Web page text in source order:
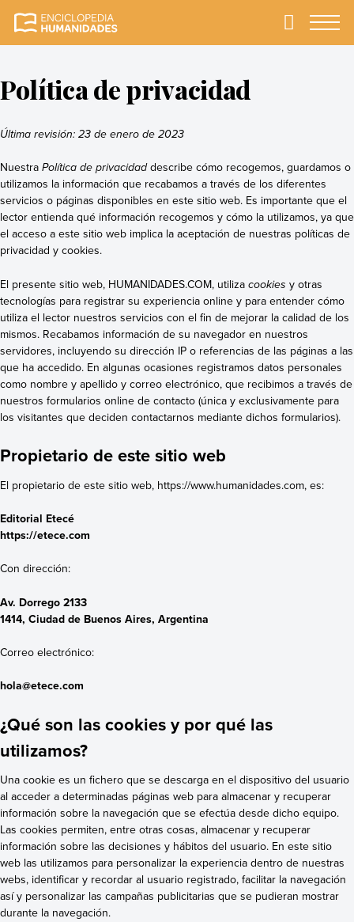
confiable
Primary
Política de privacidad
Última revisión: 23 de enero de 2023
Nuestra Política de privacidaddescribe cómo recogemos, guardamos o
utilizamos la información que recabamos a través de los diferentes
servicios o páginas disponibles en este sitio web. Es importante que el
lector entienda qué información recogemos y cómo la utilizamos, ya que
el acceso a este sitio web implica la aceptación de nuestras políticas de
privacidad y cookies.
El presente sitio web, HUMANIDADES.COM, utiliza cookies y otras
tecnologías para registrar su experiencia online y para entender cómo
utiliza el lector nuestros servicios con el fin de mejorar la calidad de los
mismos. Recabamos información de su navegador en nuestros
servidores, incluyendo su dirección IP o referencias de las páginas a las
que ha accedido. En algunas ocasiones registramos datos personales
como nombre y apellido y correo electrónico, que recibimos a través de
nuestros formularios online de contacto (única y exclusivamente para
los visitantes que deciden contactarnos mediante dichos formularios).
Propietario de este sitio web
El propietario de este sitio web, https://www.humanidades.com, es:
Editorial Etecé
https://etece.com
Con dirección:
Av. Dorrego 2133
1414, Ciudad de Buenos Aires, Argentina
Correo electrónico:
hola@etece.com
¿Qué son las cookies y por qué las
utilizamos?
Una cookie es un fichero que se descarga en el dispositivo del usuario
al acceder a determinadas páginas web para almacenar y recuperar
información sobre la navegación que se efectúa desde dicho equipo.
Las cookies permiten, entre otras cosas, almacenar y recuperar
información sobre las decisiones y hábitos del usuario. En este sitio
web las utilizamos para personalizar la experiencia dentro de nuestras
webs, identificar y recordar al usuario registrado, facilitar la navegación
así y personalizar las campañas publicitarias que se pudieran mostrar
durante la navegación.